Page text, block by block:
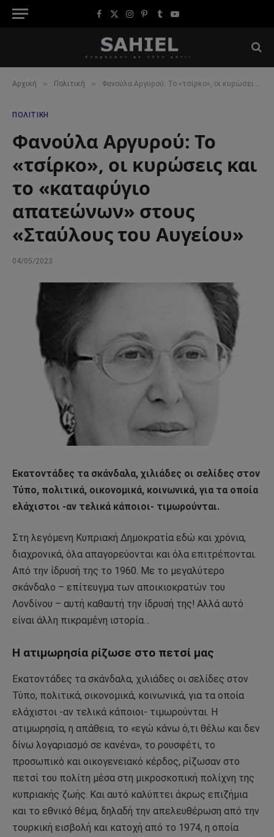
Facebook
X
Instagram
Pinterest
TumblrYouTube
Αρχική » Πολιτική » Φανούλα Αργυρού: Το «τσίρκο», οι κυρώσεις και το «καταφύγιο απατεώνων» στους «Σταύλους του Αυγείoυ»
ΠΟΛΙΤΙΚΉ
Φανούλα Αργυρού: Το
«τσίρκο», οι κυρώσεις και
το «καταφύγιο
απατεώνων» στους
«Σταύλους του Αυγείoυ»
04/05/2023
Εκατοντάδες τα σκάνδαλα, χιλιάδες οι σελίδες στον
Τύπο, πολιτικά, οικονομικά, κοινωνικά, για τα οποία
ελάχιστοι -αν τελικά κάποιοι- τιμωρούνται.
Στη λεγόμενη Κυπριακή Δημοκρατία εδώ και χρόνια,
διαχρονικά, όλα απαγορεύονται και όλα επιτρέπονται.
Από την ίδρυσή της το 1960. Με το μεγαλύτερο
σκάνδαλο – επίτευγμα των αποικιοκρατών του
Λονδίνου – αυτή καθαυτή την ίδρυσή της! Αλλά αυτό
είναι άλλη πικραμένη ιστορία…
Η ατιμωρησία ρίζωσε στο πετσί μας
Εκατοντάδες τα σκάνδαλα, χιλιάδες οι σελίδες στον
Τύπο, πολιτικά, οικονομικά, κοινωνικά, για τα οποία
ελάχιστοι -αν τελικά κάποιοι- τιμωρούνται. Η
ατιμωρησία, η απάθεια, το «εγώ κάνω ό,τι θέλω και δεν
δίνω λογαριασμό σε κανένα», το ρουσφέτι, το
προσωπικό και οικογενειακό κέρδος, ρίζωσαν στο
πετσί του πολίτη μέσα στη μικροσκοπική πολίχνη της
κυπριακής ζωής. Και αυτό καλύπτει άκρως επιζήμια
και το εθνικό θέμα, δηλαδή την απελευθέρωση από την
τουρκική εισβολή και κατοχή από το 1974, η οποία